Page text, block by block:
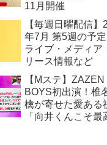
11月開催
【毎週日曜配信】
年7月 第5週の予定
ライブ・メディア
リース情報など
【Mステ】ZAZEN
BOYS初出演！椎
檎が寄せた愛ある
「向井くんこそ最